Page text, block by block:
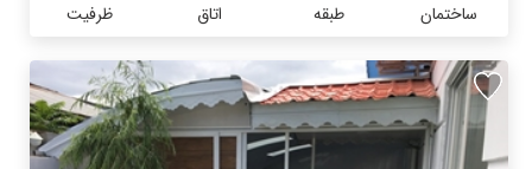
ساختمان
طبقه
اتاق
ظرفیت